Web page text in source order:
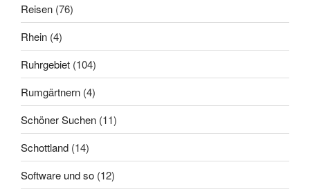
Reisen (76)
Rhein (4)
Ruhrgebiet (104)
Rumgärtnern (4)
Schöner Suchen (11)
Schottland (14)
Software und so (12)